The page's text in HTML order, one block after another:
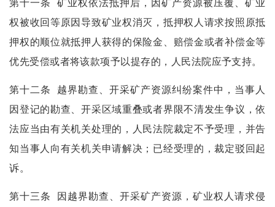
第十一条
矿业权依法抵押后，因矿产资源被压覆、矿业
权被收回等原因导致矿业权消灭，抵押权人请求按照原抵
押权的顺位就抵押人获得的保险金、赔偿金或者补偿金等
优先受偿或者将该款项予以提存的，人民法院应予支持。
第十二条
越界勘查、开采矿产资源纠纷案件中，当事人
因登记的勘查、开采区域重叠或者界限不清发生争议，依
法应当由有关机关处理的，人民法院裁定不予受理，并告
知当事人向有关机关申请解决；已经受理的，裁定驳回起
诉。
第十三条
因越界勘查、开采矿产资源，矿业权人请求侵